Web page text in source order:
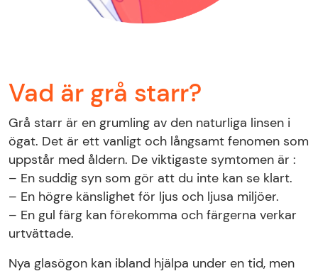
Vad är grå starr?
Grå starr är en grumling av den naturliga linsen i
ögat. Det är ett vanligt och långsamt fenomen som
uppstår med åldern. De viktigaste symtomen är :
– En suddig syn som gör att du inte kan se klart.
– En högre känslighet för ljus och ljusa miljöer.
– En gul färg kan förekomma och färgerna verkar
urtvättade.
Nya glasögon kan ibland hjälpa under en tid, men